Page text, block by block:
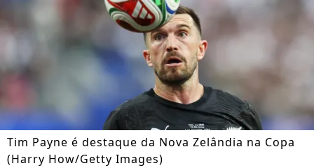
Tim Payne é destaque da Nova Zelândia na Copa
(Harry How/Getty Images)